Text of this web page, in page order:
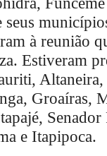
seus
à reunião
Estiveram
Groaíras,
e Itapipoca.